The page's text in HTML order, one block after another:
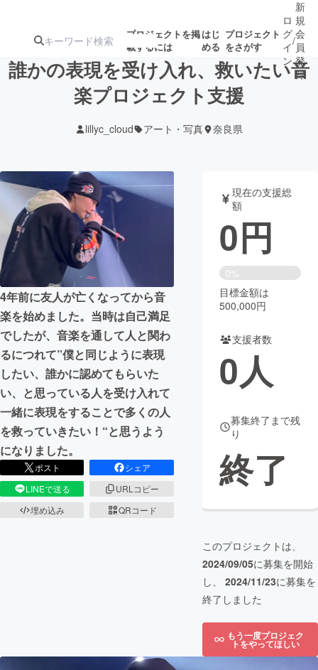
プロジェクトを掲
載するには
はじ
める
プロジェクト
をさがす
ターン
ジェクト
募集終了が近いプ
ロジェクト
アート・写真 音楽
テクノロジー・ガジェット ゲーム・サ
映像・映画 書籍・雑誌
ビジネス・起業 チャレンジ
まちづくり・地域活性化
CAMPFIRE for Social Good
CAMPFIRE Creation
CAMPFIREふるさと納税machi-ya
ロ
グ
イ
ン
/
新
規
会
員
登
録
誰かの表現を受け入れ、救いたい音
楽プロジェクト支援
lillyc_cloud アート・写真 奈良県
4年前に友人が亡くなってから音
楽を始めました。当時は自己満足
でしたが、音楽を通して人と関わ
るにつれて”僕と同じように表現
したい、誰かに認めてもらいた
い、と思っている人を受け入れて
一緒に表現をすることで多くの人
を救っていきたい！“と思うよう
になりました。
ポスト
シェア
LINEで送る
URLコピー
埋め込み
QRコード
現在の支援総
額
0円
0%
目標金額は
500,000円
支援者数
0人
募集終了まで残
り
終了
このプロジェクトは、
2024/09/05に募集を開始
し、 2024/11/23に募集を
終了しました
もう一度プロジェク
トをやってほしい